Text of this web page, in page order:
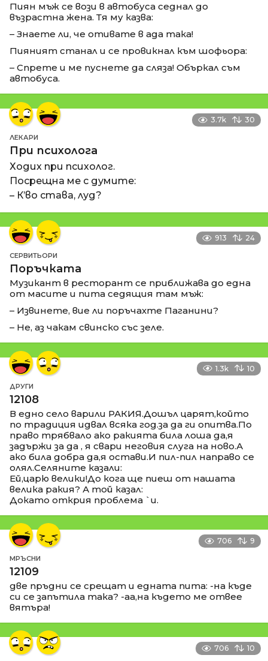
Пиян мъж се вози в автобуса седнал до
възрастна жена. Тя му казва:
– Знаете ли, че отивате в ада така!
Пияният станал и се провикнал към шофьора:
– Спрете и ме пуснете да сляза! Объркал съм
автобуса.
3.7k 30
ЛЕКАРИ
При психолога
Ходих при психолог.
Посрещна ме с думите:
– К’во става, луд?
913 24
СЕРВИТЬОРИ
Поръчката
Музикант в ресторант се приближава до една
от масите и пита седящия там мъж:
– Извинете, вие ли поръчахте Паганини?
– Не, аз чакам свинско със зеле.
1.3k 10
ДРУГИ
12108
В едно село варили РАКИЯ.Дошъл царят,който
по традиция идвал всяка год.за да ги опитва.По
право трябвало ако ракията била лоша да,я
задържи за да , я свари неговия слуга на ново.А
ако била добра да,я остави.И пил-пил направо се
олял.Селяните казали:
Ей,царю велики!До кога ще пиеш от нашата
велика ракия? А той казал:
Докато открия проблема `и.
706 9
МРЪСНИ
12109
две пръдни се срещат и едната пита: -на къде
си се запътила така? -аа,на където ме отвее
вятъра!
706 10